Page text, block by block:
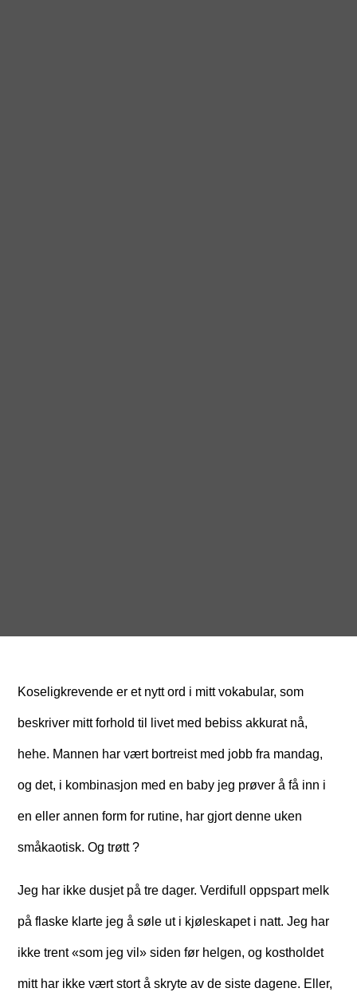
Koseligkrevende er et nytt ord i mitt vokabular, som
beskriver mitt forhold til livet med bebiss akkurat nå,
hehe. Mannen har vært bortreist med jobb fra mandag,
og det, i kombinasjon med en baby jeg prøver å få inn i
en eller annen form for rutine, har gjort denne uken
småkaotisk. Og trøtt ?
Jeg har ikke dusjet på tre dager. Verdifull oppspart melk
på flaske klarte jeg å søle ut i kjøleskapet i natt. Jeg har
ikke trent «som jeg vil» siden før helgen, og kostholdet
mitt har ikke vært stort å skryte av de siste dagene. Eller,